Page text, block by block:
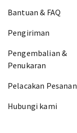
Bantuan & FAQ
Pengiriman
Pengembalian &
Penukaran
Pelacakan Pesanan
Hubungi kami